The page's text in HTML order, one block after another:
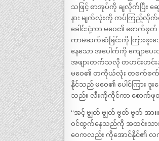
သဖြင့် စာအုပ်ကို ချလိုက်ပြီး
နား မျက်လုံးကို ကပ်ကြည့်လိုက်ရာ
ခေါင်းငုံ့ကာ မဝေ၏ စောက်ဖု
ကာမဆက်ဆံခြင်းကို ကြားဖူး
နေသော အပေါက်ကို ကျောပေ
အဖျားတက်သလို တဟင်းဟင်းနှင့်
မဝေ၏ တကိုယ်လုံး တစက်စက် တု
နိုင်သည် မဝေ၏ ပေါင်ကြား
သည်။ လီးကိုကိုင်ကာ စောက်ဖု
“အင့် ဗျွတ် ဗျွတ် ဗွတ် ဗွတ် အား
ဝင်ထွက်နေသည်ကို အထင်းသား
ဝေကလည်း ကိုအောင်နိုင်၏ လ